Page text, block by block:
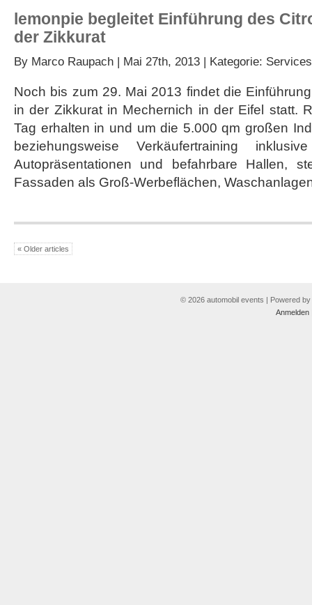
lemonpie begleitet Einführung des
der Zikkurat
By Marco Raupach | Mai 27th, 2013 | Kategorie: Services
Noch bis zum 29. Mai 2013 findet die
in der Zikkurat in Mechernich in der Eifel statt.
Tag erhalten in und um die 5.000 qm großen
beziehungsweise Verkäufertraining
Autopräsentationen und befahrbare Hallen,
Fassaden als Groß-Werbeflächen,
« Older articles
© 2026 automobil events | Powered by
Anmelden|